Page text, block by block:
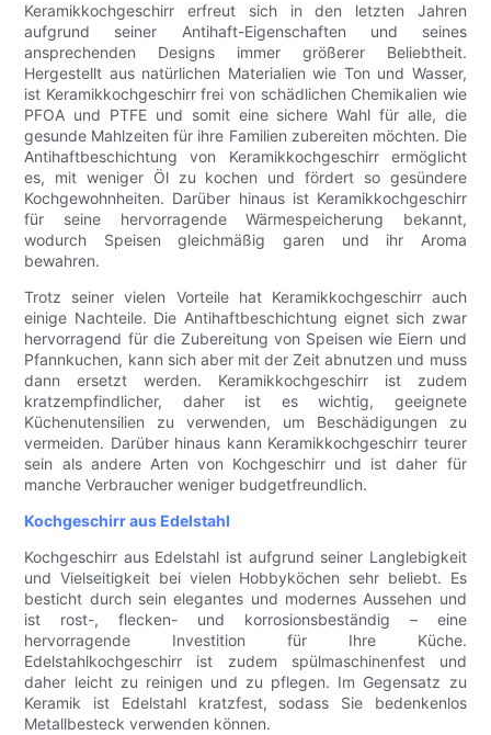
Keramikkochgeschirr erfreut sich in den letzten Jahren
aufgrund seiner Antihaft-Eigenschaften und seines
ansprechenden Designs immer größerer Beliebtheit.
Hergestellt aus natürlichen Materialien wie Ton und Wasser,
ist Keramikkochgeschirr frei von schädlichen Chemikalien wie
PFOA und PTFE und somit eine sichere Wahl für alle, die
gesunde Mahlzeiten für ihre Familien zubereiten möchten. Die
Antihaftbeschichtung von Keramikkochgeschirr ermöglicht
es, mit weniger Öl zu kochen und fördert so gesündere
Kochgewohnheiten. Darüber hinaus ist Keramikkochgeschirr
für seine hervorragende Wärmespeicherung bekannt,
wodurch Speisen gleichmäßig garen und ihr Aroma
bewahren.
Trotz seiner vielen Vorteile hat Keramikkochgeschirr auch
einige Nachteile. Die Antihaftbeschichtung eignet sich zwar
hervorragend für die Zubereitung von Speisen wie Eiern und
Pfannkuchen, kann sich aber mit der Zeit abnutzen und muss
dann ersetzt werden. Keramikkochgeschirr ist zudem
kratzempfindlicher, daher ist es wichtig, geeignete
Küchenutensilien zu verwenden, um Beschädigungen zu
vermeiden. Darüber hinaus kann Keramikkochgeschirr teurer
sein als andere Arten von Kochgeschirr und ist daher für
manche Verbraucher weniger budgetfreundlich.
Kochgeschirr aus Edelstahl
Kochgeschirr aus Edelstahl ist aufgrund seiner Langlebigkeit
und Vielseitigkeit bei vielen Hobbyköchen sehr beliebt. Es
besticht durch sein elegantes und modernes Aussehen und
ist rost-, flecken- und korrosionsbeständig – eine
hervorragende Investition für Ihre Küche.
Edelstahlkochgeschirr ist zudem spülmaschinenfest und
daher leicht zu reinigen und zu pflegen. Im Gegensatz zu
Keramik ist Edelstahl kratzfest, sodass Sie bedenkenlos
Metallbesteck verwenden können.